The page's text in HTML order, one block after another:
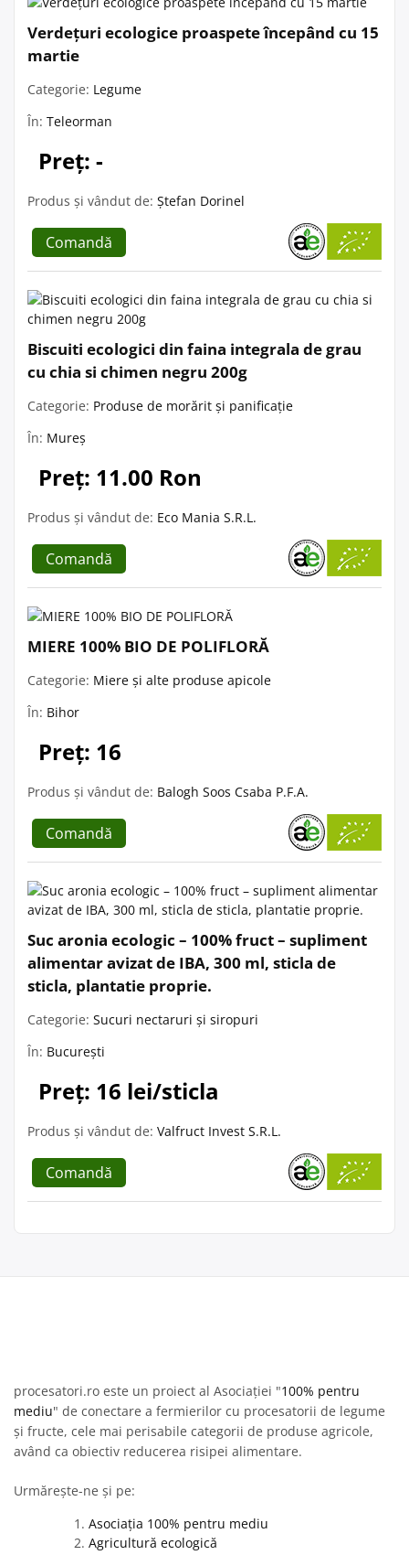
Verdețuri ecologice proaspete începând cu 15
martie
Categorie: Legume
În: Teleorman
Preț: -
Produs și vândut de: Ștefan Dorinel
Comandă
Biscuiti ecologici din faina integrala de grau
cu chia si chimen negru 200g
Categorie: Produse de morărit și panificație
În: Mureș
Preț: 11.00 Ron
Produs și vândut de: Eco Mania S.R.L.
Comandă
MIERE 100% BIO DE POLIFLORĂ
Categorie: Miere și alte produse apicole
În: Bihor
Preț: 16
Produs și vândut de: Balogh Soos Csaba P.F.A.
Comandă
Suc aronia ecologic – 100% fruct – supliment
alimentar avizat de IBA, 300 ml, sticla de
sticla, plantatie proprie.
Categorie: Sucuri nectaruri și siropuri
În: București
Preț: 16 lei/sticla
Produs și vândut de: Valfruct Invest S.R.L.
Comandă
procesatori.ro este un proiect al Asociației "100% pentru
mediu" de conectare a fermierilor cu procesatorii de legume
și fructe, cele mai perisabile categorii de produse agricole,
având ca obiectiv reducerea risipei alimentare.
Urmărește-ne și pe:
Asociația 100% pentru mediu
Agricultură ecologică